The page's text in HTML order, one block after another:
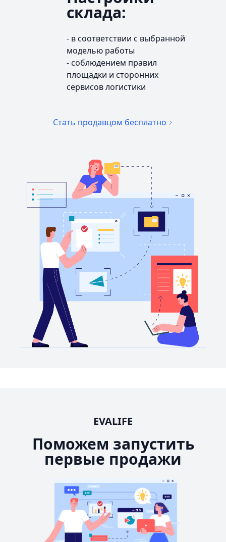
склада:
- в соответствии с выбранной
моделью работы
- соблюдением правил
площадки и сторонних
сервисов логистики
Стать продавцом бесплатно
EVALIFE
Поможем запустить
первые продажи